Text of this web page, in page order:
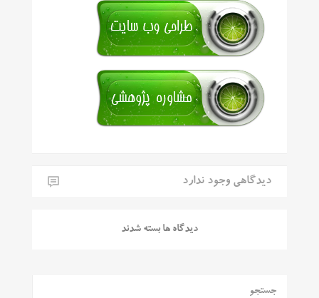
دیدگاهی وجود ندارد
دیدگاه ها بسته شدند
جستجو